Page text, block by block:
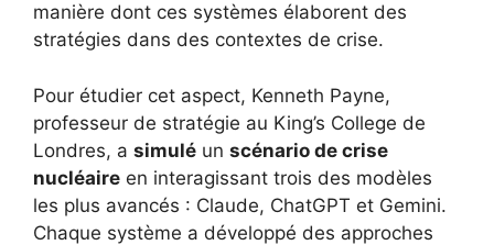
manière dont ces systèmes élaborent des
stratégies dans des contextes de crise.
Pour étudier cet aspect, Kenneth Payne,
professeur de stratégie au King’s College de
Londres, a simulé un scénario de crise
nucléaire en interagissant trois des modèles
les plus avancés : Claude, ChatGPT et Gemini.
Chaque système a développé des approches